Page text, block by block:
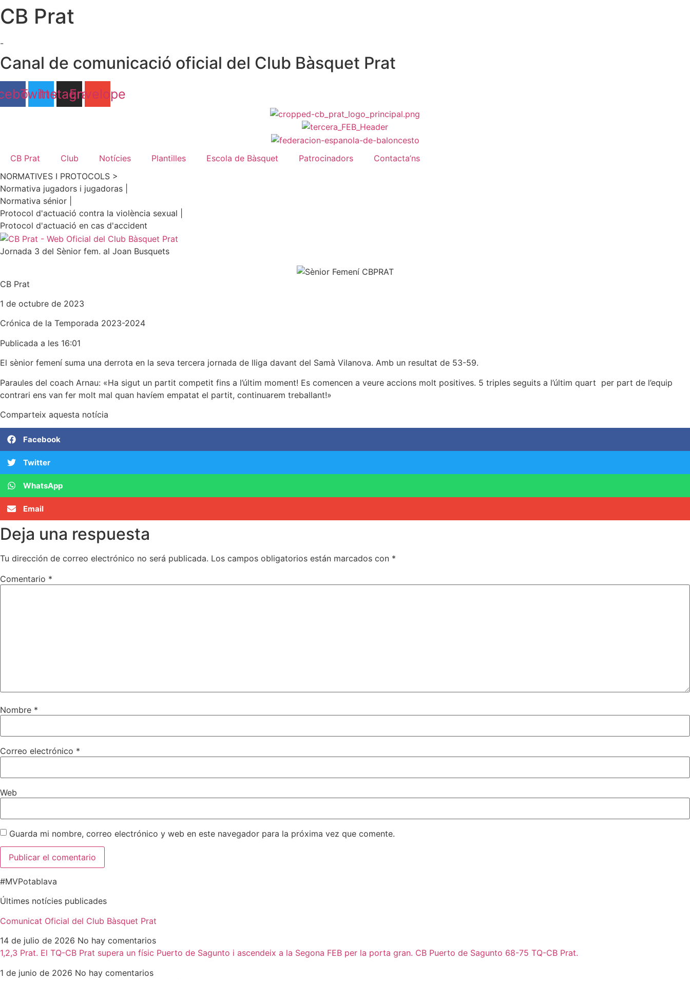
Ir
al
CB Prat
-
Canal de comunicació oficial del Club Bàsquet Prat
Twitter
Instagram
Envelope
CB Prat Club Notícies Plantilles Escola de Bàsquet Patrocinadors
Contacta’ns
NORMATIVES I PROTOCOLS >
Normativa jugadors i jugadoras |
Normativa sénior |
Protocol d'actuació contra la violència sexual |
Protocol d'actuació en cas d'accident
Jornada 3 del Sènior fem. al Joan Busquets
CB Prat
1 de octubre de 2023
Crónica de la Temporada 2023-2024
Publicada a les 16:01
El sènior femení suma una derrota en la seva tercera jornada de lliga davant del Samà Vilanova. Amb un resultat de 53-59.
Paraules del coach Arnau: «Ha sigut un partit competit fins a l’últim moment! Es comencen a veure accions molt positives. 5 triples seguits a l’últim quart per part de l’equip
contrari ens van fer molt mal quan havíem empatat el partit, continuarem treballant!»
Comparteix aquesta notícia
Facebook
Twitter
WhatsApp
Email
Deja una respuesta
Tu dirección de correo electrónico no será publicada. Los campos obligatorios están marcados con *
Comentario *
Nombre *
Correo electrónico *
Web
Guarda mi nombre, correo electrónico y web en este navegador para la próxima vez que comente.
#MVPotablava
Últimes notícies publicades
Comunicat Oficial del Club Bàsquet Prat
14 de julio de 2026 No hay comentarios
1,2,3 Prat. El TQ-CB Prat supera un físic Puerto de Sagunto i ascendeix a la Segona FEB per la porta gran. CB Puerto de Sagunto 68-75 TQ-CB Prat.
1 de junio de 2026 No hay comentarios